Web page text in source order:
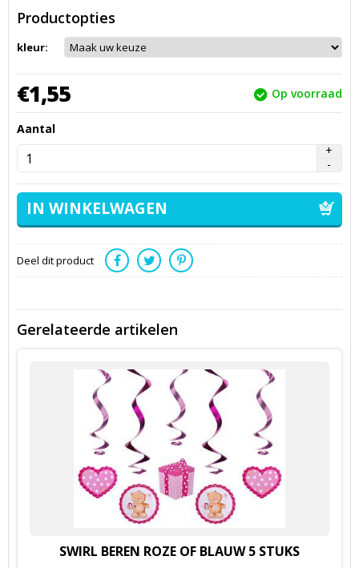
Productopties
kleur:
€1,55 Op voorraad
Aantal
Deel dit product
Gerelateerde artikelen
SWIRL BEREN ROZE OF BLAUW 5 STUKS